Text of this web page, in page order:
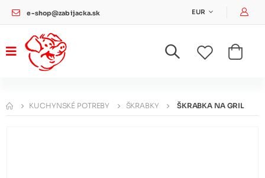
e-shop@zabijacka.sk EUR
KUCHYNSKÉ POTREBY ŠKRABKY ŠKRABKA NA GRIL